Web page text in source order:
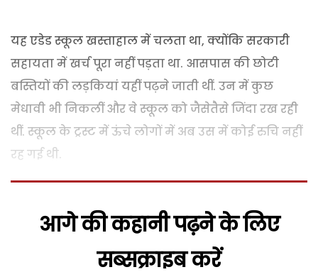
यह एडेड स्कूल खस्ताहाल में चलता था, क्योंकि सरकारी
सहायता में खर्च पूरा नहीं पड़ता था. आसपास की छोटी
बस्तियों की लड़कियां यहीं पढ़ने जाती थीं. उन में कुछ
मेधावी भी निकलीं और वे स्कूल को जैसेतैसे जिंदा रख रही
थीं. स्कूल के ट्रस्ट में ऊंचे लोगों में अब उस में कोई रुचि नहीं
रह गई थी.
आगे की कहानी पढ़ने के लिए
सब्सक्राइब करें